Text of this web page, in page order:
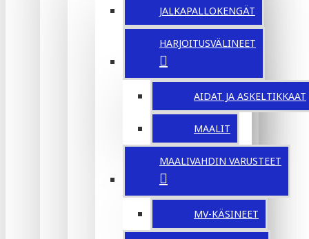
JALKAPALLOKENGÄT
HARJOITUSVÄLINEET
AIDAT JA ASKELTIKKAAT
MAALIT
MAALIVAHDIN VARUSTEET
MV-KÄSINEET